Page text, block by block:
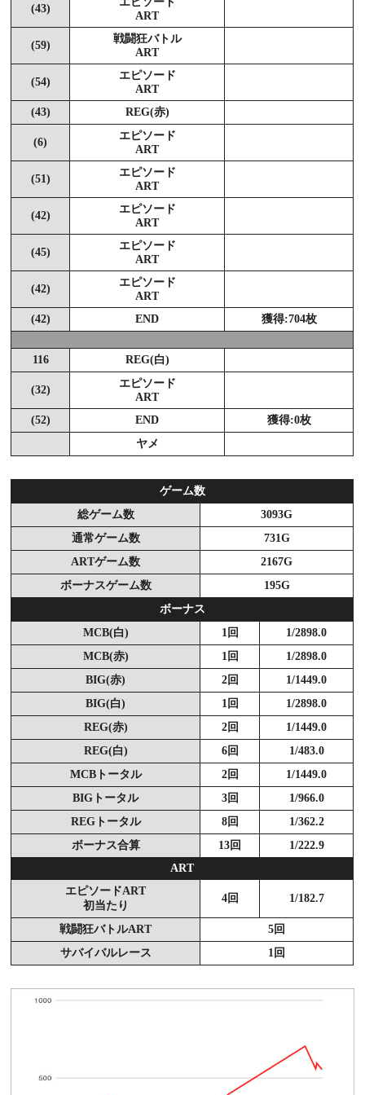
(43)
ART
(59)
戦闘狂バトル
ART
(54)
エピソード
ART
(43)
REG(赤)
(6)
エピソード
ART
(51)
エピソード
ART
(42)
エピソード
ART
(45)
エピソード
ART
(42)
エピソード
ART
(42)
END 獲得:704枚
116 REG(白)
(32)
エピソード
ART
(52)
END
獲得:0枚
ヤメ
ゲーム数
総ゲーム数
3093G
通常ゲーム数
731G
ARTゲーム数
2167G
ボーナスゲーム数
195G
ボーナス
MCB(白)
1回
1/2898.0
MCB(赤)
1回
1/2898.0
BIG(赤)
2回
1/1449.0
BIG(白)
1回
1/2898.0
REG(赤)
2回
1/1449.0
REG(白)
6回
1/483.0
MCBトータル
2回
1/1449.0
BIGトータル
3回
1/966.0
REGトータル
8回
1/362.2
ボーナス合算
13回
1/222.9
ART
エピソードART
初当たり
4回 1/182.7
戦闘狂バトルART
5回
サバイバルレース
1回